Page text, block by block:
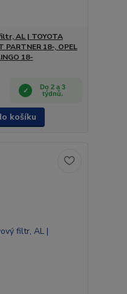
AL | TOYOTA
PARTNER 18-, OPEL
18-
Do 2 a 3
týdnů.
košíku